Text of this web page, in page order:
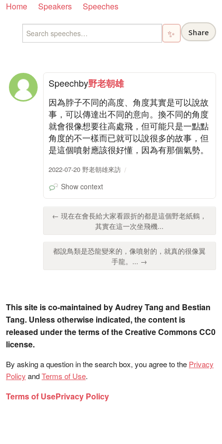
Home Speakers Speeches
✨ Share
Speechby野老朝雄
因為脖子不同的高度、角度其實是可以說故
事，可以傳達出不同的意向。換不同的角度
就會很像想要往高處飛，但可能只是一點點
角度的不一樣而已就可以說很多的故事，但
是這個噴射應該很好懂，因為有那個氣勢。
2022-07-20 野老朝雄來訪
Show context
← 現在在會長給大家看跟折的都是這個野老紙鶴，
其實在這一次坐飛機...
都說鳥類是恐龍變來的，像噴射的，就真的很像翼
手龍。... →
This site is co-maintained by Audrey Tang and Bestian
Tang. Unless otherwise indicated, the content is
released under the terms of the Creative Commons CC0
license.
By asking a question in the search box, you agree to the Privacy
Policy andTerms of Use.
Terms of UsePrivacy Policy